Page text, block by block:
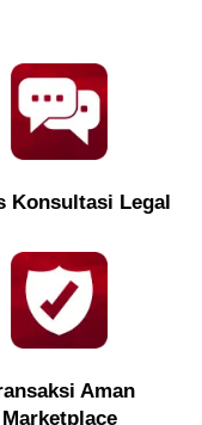
Konsultasi Legal
Aman
Marketplace